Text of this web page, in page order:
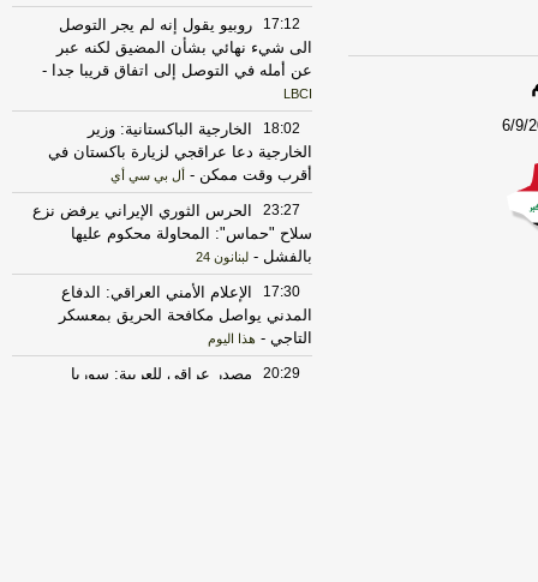
6/9/
17:12
روبيو يقول إنه لم يجر التوصل
الى شيء نهائي بشأن المضيق لكنه عبر
عن أمله في التوصل إلى اتفاق قريبا جدا -
LBCI
18:02
الخارجية الباكستانية: وزير
الخارجية دعا عراقجي لزيارة باكستان في
أقرب وقت ممكن - أل بي سي أي
23:27
الحرس الثوري الإيراني يرفض نزع
سلاح "حماس": المحاولة محكوم عليها
بالفشل - لبنانون 24
17:30
‏الإعلام الأمني العراقي: الدفاع
المدني يواصل مكافحة الحريق بمعسكر
التاجي - هذا اليوم
20:29
‏مصدر عراقي للعربية: سوريا